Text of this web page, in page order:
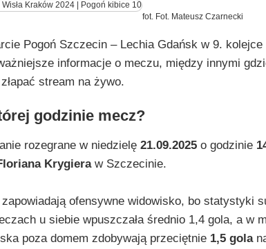
fot. Fot. Mateusz Czarnecki
Pogoń Szczecin – Lechia Gdańsk w 9.
informacje o meczu, między innymi
stream na żywo.
godzinie mecz?
rozegrane w niedzielę 21.09.2025o godzinie
Krygieraw Szczecinie.
ofensywne widowisko, bo statystyki
u siebie wpuszczała średnio 1,4 gola, a w
poza domem zdobywają przeciętnie 1,5 gola